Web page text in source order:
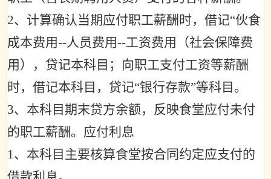
2、计算确认当期应付职工薪酬时，借记“伙食
成本费用--人员费用--工资费用（社会保障费
用），贷记本科目；向职工支付工资等薪酬
时，借记本科目，贷记“银行存款”等科目。
3、本科目期末贷方余额，反映食堂应付未付
的职工薪酬。应付利息
1、本科目主要核算食堂按合同约定应支付的